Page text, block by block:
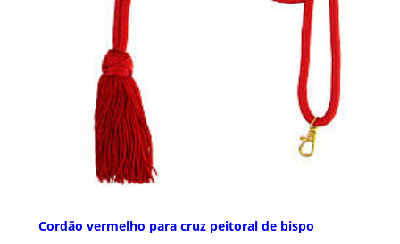
Cordão vermelho para cruz peitoral de bispo